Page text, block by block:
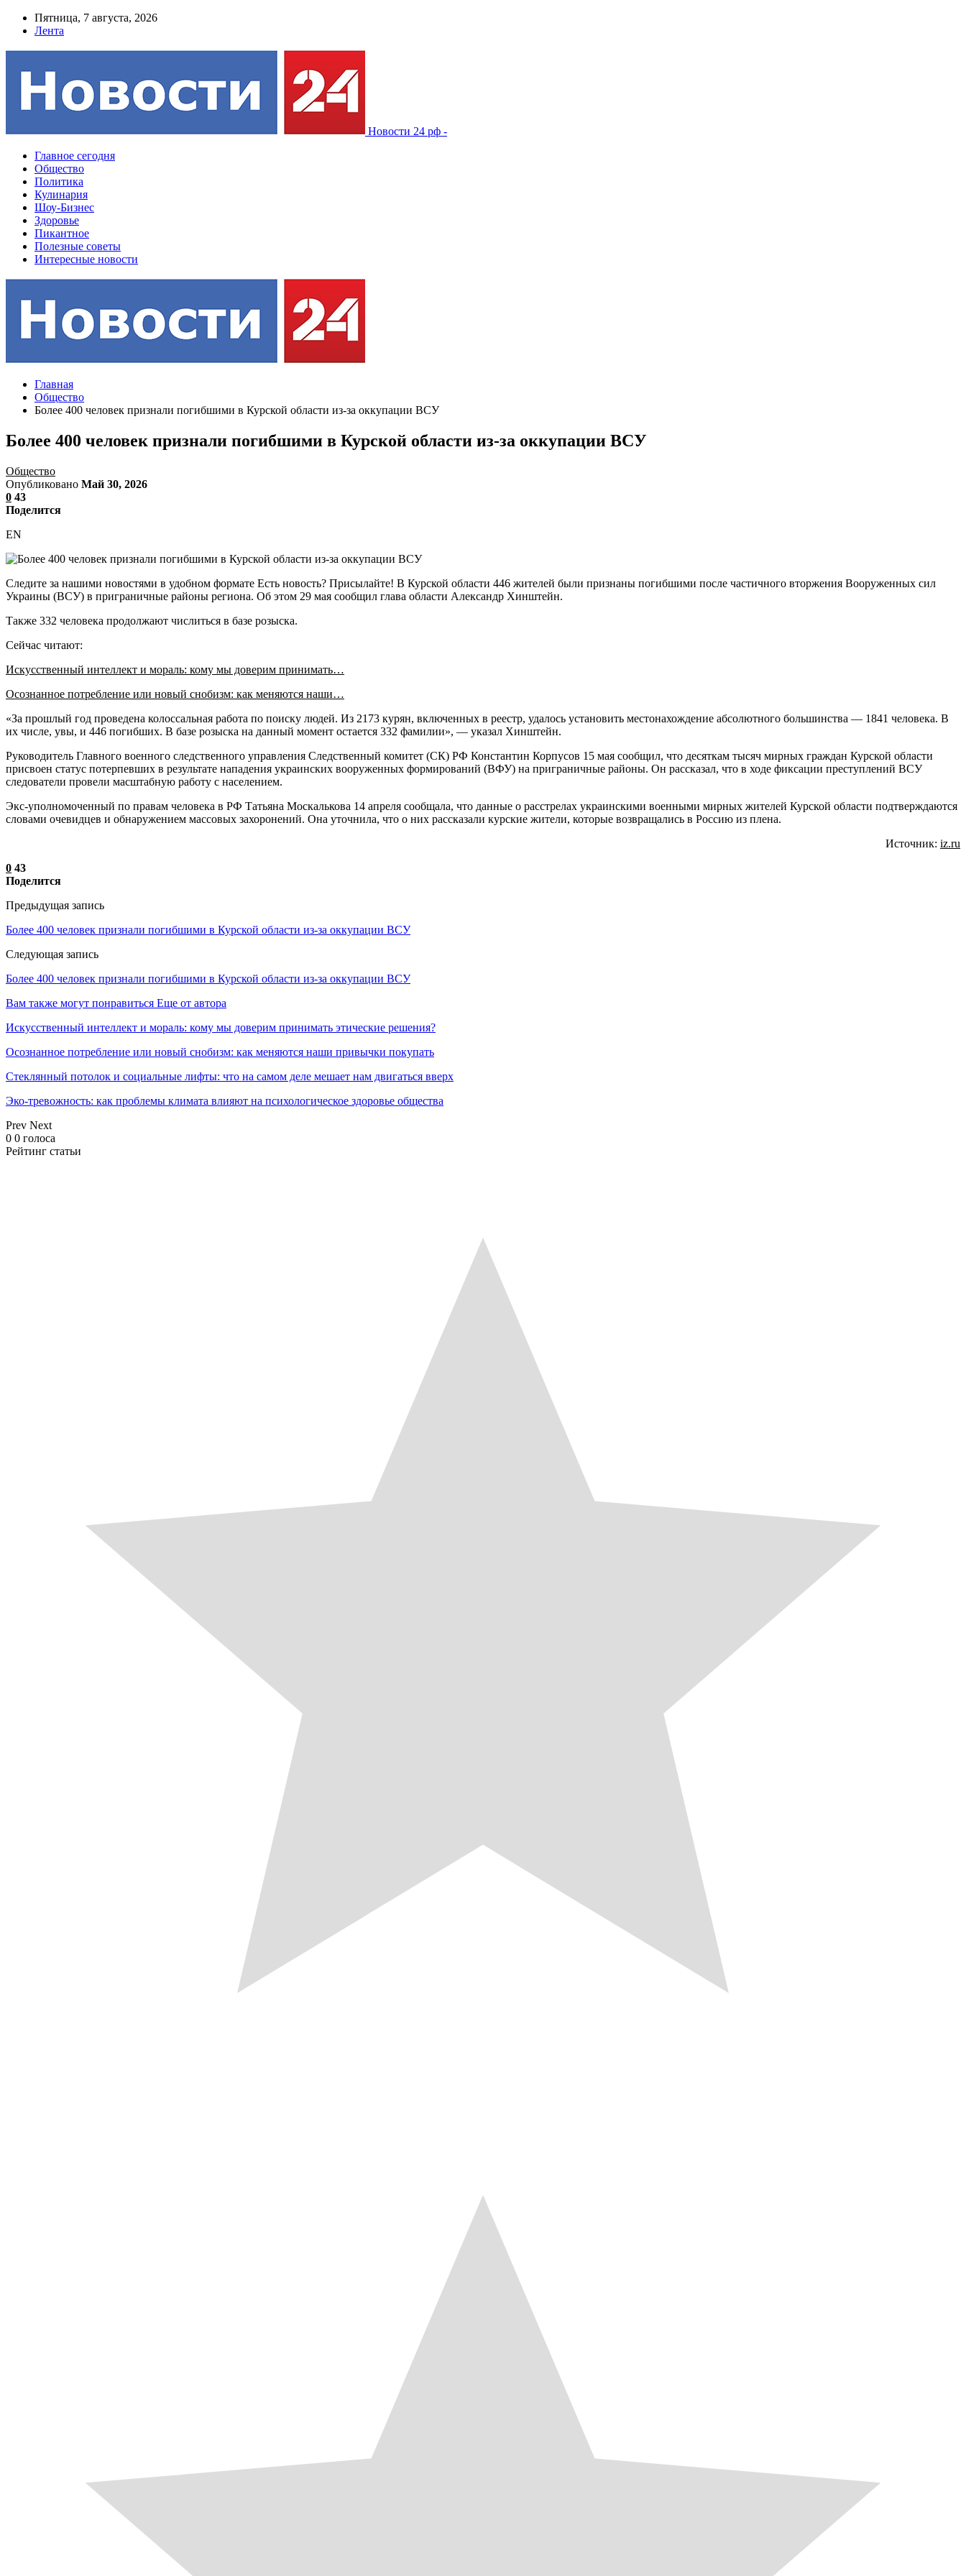
Пятница, 7 августа, 2026
Лента
Новости 24 рф -
Главное сегодня
Общество
Политика
Кулинария
Шоу-Бизнес
Здоровье
Пикантное
Полезные советы
Интересные новости
Главная
Общество
Более 400 человек признали погибшими в Курской области из-за оккупации ВСУ
Более 400 человек признали погибшими в Курской области из-за оккупации ВСУ
Общество
Опубликовано Май 30, 2026
0 43
Поделится
EN
Следите за нашими новостями в удобном формате Есть новость? Присылайте! В Курской области 446 жителей были признаны погибшими после частичного вторжения Вооруженных сил
Украины (ВСУ) в приграничные районы региона. Об этом 29 мая сообщил глава области Александр Хинштейн.
Также 332 человека продолжают числиться в базе розыска.
Сейчас читают:
Искусственный интеллект и мораль: кому мы доверим принимать…
Осознанное потребление или новый снобизм: как меняются наши…
«За прошлый год проведена колоссальная работа по поиску людей. Из 2173 курян, включенных в реестр, удалось установить местонахождение абсолютного большинства — 1841 человека. В
их числе, увы, и 446 погибших. В базе розыска на данный момент остается 332 фамилии», — указал Хинштейн.
Руководитель Главного военного следственного управления Следственный комитет (СК) РФ Константин Корпусов 15 мая сообщил, что десяткам тысяч мирных граждан Курской области
присвоен статус потерпевших в результате нападения украинских вооруженных формирований (ВФУ) на приграничные районы. Он рассказал, что в ходе фиксации преступлений ВСУ
следователи провели масштабную работу с населением.
Экс-уполномоченный по правам человека в РФ Татьяна Москалькова 14 апреля сообщала, что данные о расстрелах украинскими военными мирных жителей Курской области подтверждаются
словами очевидцев и обнаружением массовых захоронений. Она уточнила, что о них рассказали курские жители, которые возвращались в Россию из плена.
Источник: iz.ru
0 43
Поделится
Предыдущая запись
Более 400 человек признали погибшими в Курской области из-за оккупации ВСУ
Следующая запись
Более 400 человек признали погибшими в Курской области из-за оккупации ВСУ
Вам также могут понравиться Еще от автора
Искусственный интеллект и мораль: кому мы доверим принимать этические решения?
Осознанное потребление или новый снобизм: как меняются наши привычки покупать
Стеклянный потолок и социальные лифты: что на самом деле мешает нам двигаться вверх
Эко-тревожность: как проблемы климата влияют на психологическое здоровье общества
Prev Next
0 0 голоса
Рейтинг статьи